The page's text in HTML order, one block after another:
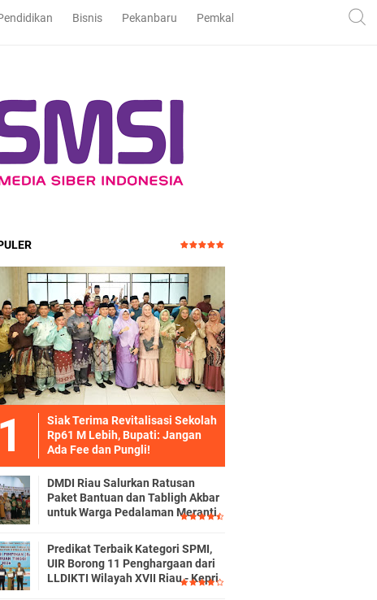
Bisnis Pekanbaru Pemkab dan DPRD Bengkalis
Siak Terima Revitalisasi Sekolah
Rp61 M Lebih, Bupati: Jangan
Ada Fee dan Pungli!
DMDI Riau Salurkan Ratusan
Paket Bantuan dan Tabligh Akbar
untuk Warga Pedalaman Meranti
Predikat Terbaik Kategori SPMI,
UIR Borong 11 Penghargaan dari
LLDIKTI Wilayah XVII Riau - Kepri